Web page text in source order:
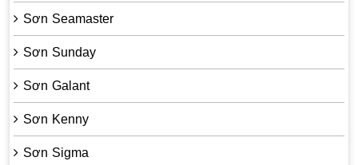
Sơn Seamaster
Sơn Sunday
Sơn Galant
Sơn Kenny
Sơn Sigma